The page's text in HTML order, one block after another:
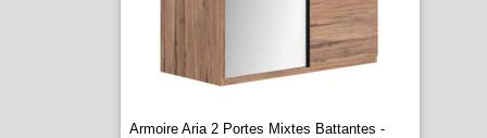
Armoire Aria 2 Portes Mixtes Battantes -